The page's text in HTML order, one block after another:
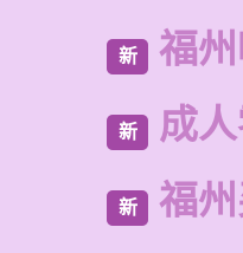
新 福
新 成
新 福